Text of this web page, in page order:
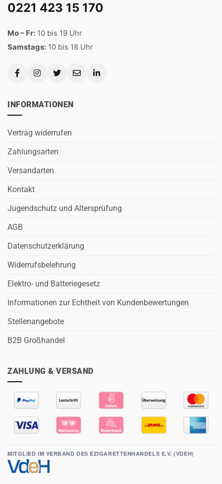
0221 423 15 170
Mo – Fr: 10 bis 19 Uhr
Samstags: 10 bis 18 Uhr
INFORMATIONEN
Vertrag widerrufen
Zahlungsarten
Versandarten
Kontakt
Jugendschutz und Altersprüfung
AGB
Datenschutzerklärung
Widerrufsbelehrung
Elektro- und Batteriegesetz
Informationen zur Echtheit von Kundenbewertungen
Stellenangebote
B2B Großhandel
ZAHLUNG & VERSAND
MITGLIED IM VERBAND DES EZIGARETTENHANDELS E.V. (VDEH)